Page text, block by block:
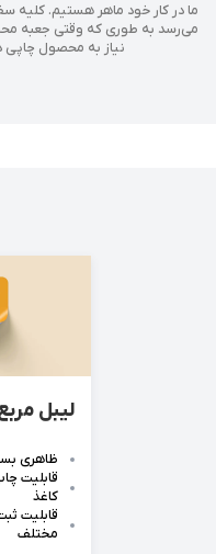
ما در کار خود ماهر هستیم. کلیه
می‌رسد به طوری که وقتی جعبه
نیاز به محصول چاپی
لیبل
ظاهری
قابلیت
کاغذ
قابلیت
مختلف